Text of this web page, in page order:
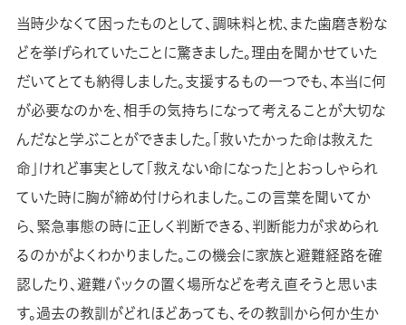
当時少なくて困ったものとして、調味料と枕、また歯磨き粉な
どを挙げられていたことに驚きました。理由を聞かせていた
だいてとても納得しました。支援するもの一つでも、本当に何
が必要なのかを、相手の気持ちになって考えることが大切な
んだなと学ぶことができました。「救いたかった命は救えた
命」けれど事実として「救えない命になった」とおっしゃられ
ていた時に胸が締め付けられました。この言葉を聞いてか
ら、緊急事態の時に正しく判断できる、判断能力が求められ
るのかがよくわかりました。この機会に家族と避難経路を確
認したり、避難バックの置く場所などを考え直そうと思いま
す。過去の教訓がどれほどあっても、その教訓から何か生か